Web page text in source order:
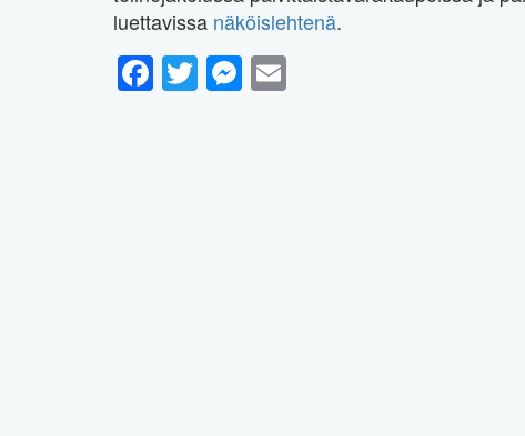
luettavissa näköislehtenä.
Facebook
TwitterMessenger